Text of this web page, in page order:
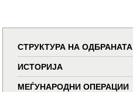
СТРУКТУРА НА ОДБРАНАТА
ИСТОРИЈА
МЕЃУНАРОДНИ ОПЕРАЦИИ